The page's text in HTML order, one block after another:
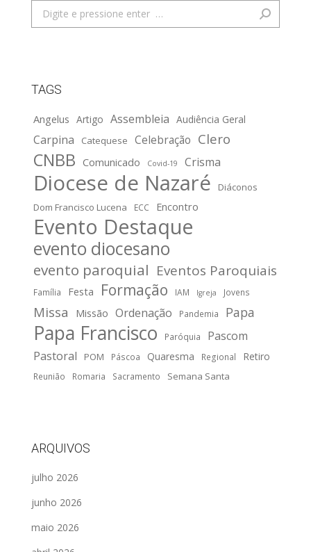
Search:
TAGS
Angelus Artigo Assembleia Audiência Geral
Carpina Catequese Celebração Clero
CNBB Comunicado Covid-19 Crisma
Diocese de Nazaré
Diáconos
Dom Francisco Lucena
ECC Encontro
Evento Destaque
evento diocesano
evento paroquial Eventos Paroquiais
Família Festa Formação IAM Igreja Jovens
Missa Missão Ordenação Pandemia Papa
Papa Francisco Paróquia
Pascom
Pastoral
POM Páscoa Quaresma Regional Retiro
Reunião Romaria Sacramento Semana Santa
ARQUIVOS
julho 2026
junho 2026
maio 2026